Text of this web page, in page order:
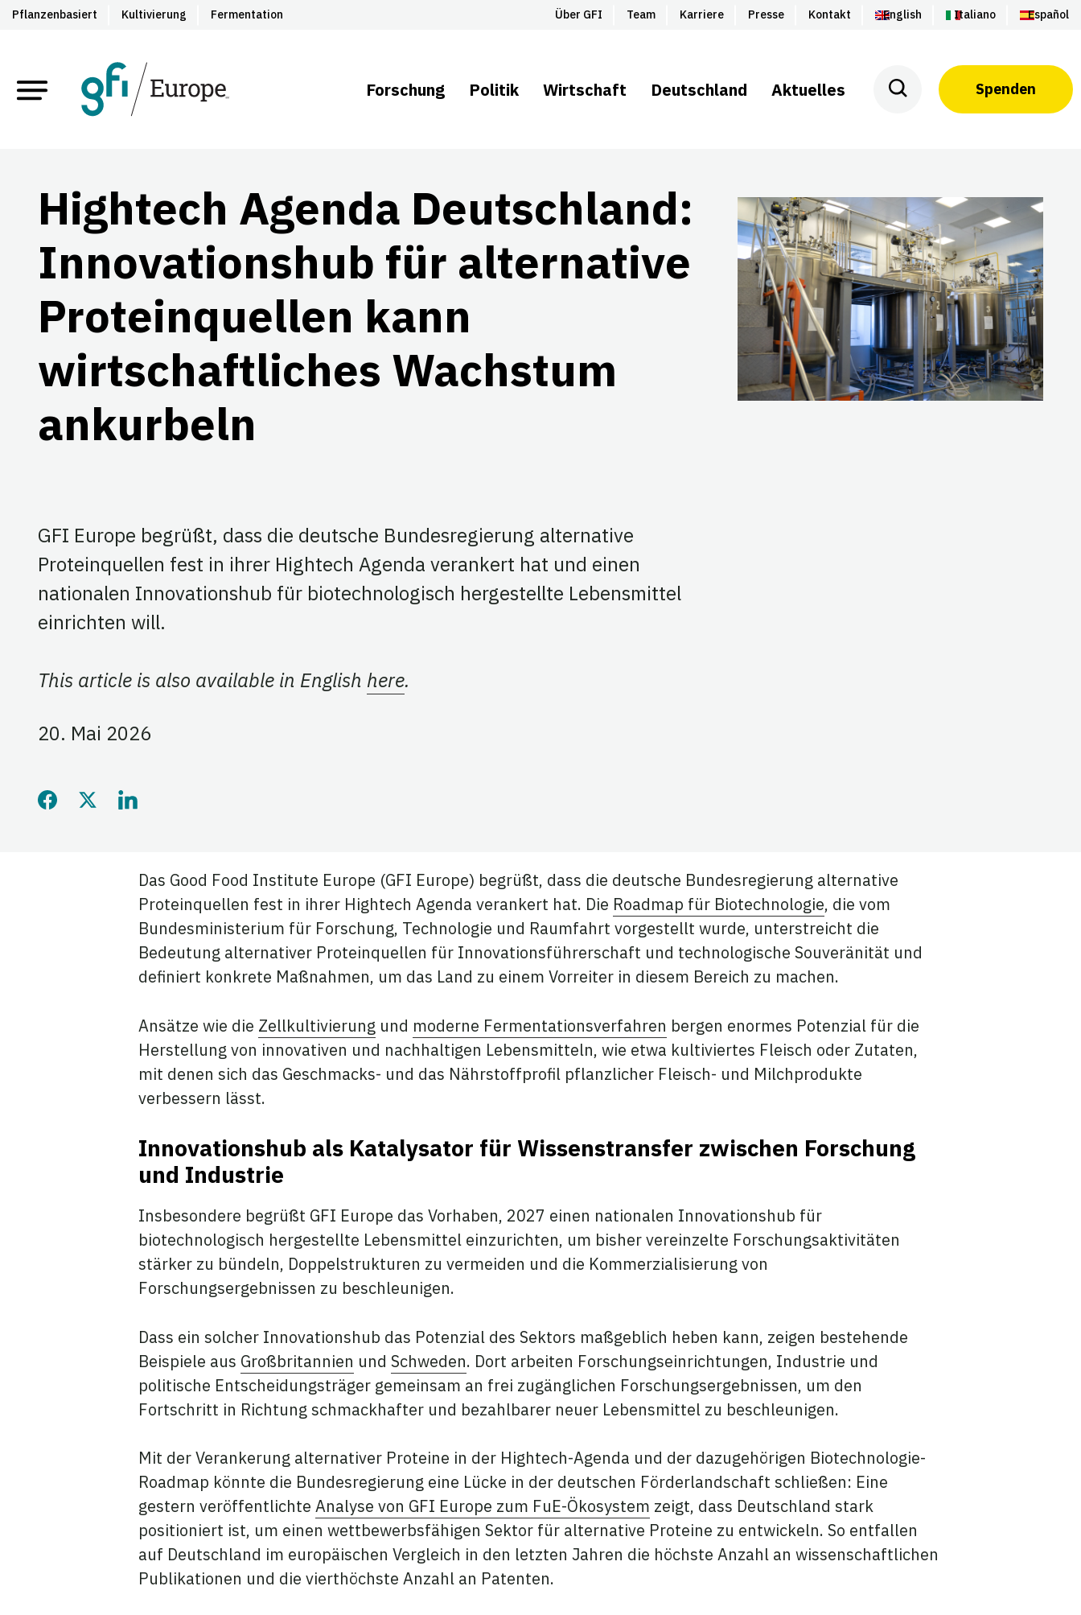
Pflanzenbasiert Kultivierung Fermentation Über GFI Team Karriere Presse Kontakt English Italiano Español
Forschung Politik Wirtschaft Deutschland Aktuelles Spenden
Hightech Agenda Deutschland:
Innovationshub für alternative
Proteinquellen kann
wirtschaftliches Wachstum
ankurbeln
GFI Europe begrüßt, dass die deutsche Bundesregierung alternative
Proteinquellen fest in ihrer Hightech Agenda verankert hat und einen
nationalen Innovationshub für biotechnologisch hergestellte Lebensmittel
einrichten will.
This article is also available in English here.
20. Mai 2026
Diese Seite auf Facebook teilen
Diese Seite auf Twitter teilen
Diese Seite auf LinkedIn teilen
Das Good Food Institute Europe (GFI Europe) begrüßt, dass die deutsche Bundesregierung alternative
Proteinquellen fest in ihrer Hightech Agenda verankert hat. Die Roadmap für Biotechnologie, die vom
Bundesministerium für Forschung, Technologie und Raumfahrt vorgestellt wurde, unterstreicht die
Bedeutung alternativer Proteinquellen für Innovationsführerschaft und technologische Souveränität und
definiert konkrete Maßnahmen, um das Land zu einem Vorreiter in diesem Bereich zu machen.
Ansätze wie die Zellkultivierung und moderne Fermentationsverfahren bergen enormes Potenzial für die
Herstellung von innovativen und nachhaltigen Lebensmitteln, wie etwa kultiviertes Fleisch oder Zutaten,
mit denen sich das Geschmacks- und das Nährstoffprofil pflanzlicher Fleisch- und Milchprodukte
verbessern lässt.
Innovationshub als Katalysator für Wissenstransfer zwischen Forschung
und Industrie
Insbesondere begrüßt GFI Europe das Vorhaben, 2027 einen nationalen Innovationshub für
biotechnologisch hergestellte Lebensmittel einzurichten, um bisher vereinzelte Forschungsaktivitäten
stärker zu bündeln, Doppelstrukturen zu vermeiden und die Kommerzialisierung von
Forschungsergebnissen zu beschleunigen.
Dass ein solcher Innovationshub das Potenzial des Sektors maßgeblich heben kann, zeigen bestehende
Beispiele aus Großbritannien und Schweden. Dort arbeiten Forschungseinrichtungen, Industrie und
politische Entscheidungsträger gemeinsam an frei zugänglichen Forschungsergebnissen, um den
Fortschritt in Richtung schmackhafter und bezahlbarer neuer Lebensmittel zu beschleunigen.
Mit der Verankerung alternativer Proteine in der Hightech-Agenda und der dazugehörigen Biotechnologie-
Roadmap könnte die Bundesregierung eine Lücke in der deutschen Förderlandschaft schließen: Eine
gestern veröffentlichte Analyse von GFI Europe zum FuE-Ökosystem zeigt, dass Deutschland stark
positioniert ist, um einen wettbewerbsfähigen Sektor für alternative Proteine zu entwickeln. So entfallen
auf Deutschland im europäischen Vergleich in den letzten Jahren die höchste Anzahl an wissenschaftlichen
Publikationen und die vierthöchste Anzahl an Patenten.